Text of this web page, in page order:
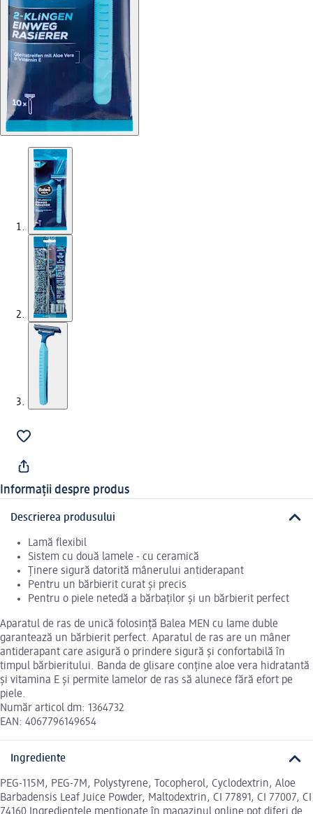
Informații despre produs
Descrierea produsului
Lamă flexibil
Sistem cu două lamele - cu ceramică
Ținere sigură datorită mânerului antiderapant
Pentru un bărbierit curat și precis
Pentru o piele netedă a bărbaților și un bărbierit perfect
Aparatul de ras de unică folosință Balea MEN cu lame duble
garantează un bărbierit perfect. Aparatul de ras are un mâner
antiderapant care asigură o prindere sigură și confortabilă în
timpul bărbieritului. Banda de glisare conține aloe vera hidratantă
și vitamina E și permite lamelor de ras să alunece fără efort pe
piele.
Număr articol dm: 1364732
EAN: 4067796149654
Ingrediente
PEG-115M, PEG-7M, Polystyrene, Tocopherol, Cyclodextrin, Aloe
Barbadensis Leaf Juice Powder, Maltodextrin, CI 77891, CI 77007, CI